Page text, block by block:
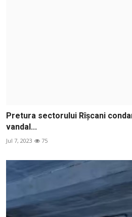
Pretura sectorului Rîșcani
vandal...
Jul 7, 2023 75